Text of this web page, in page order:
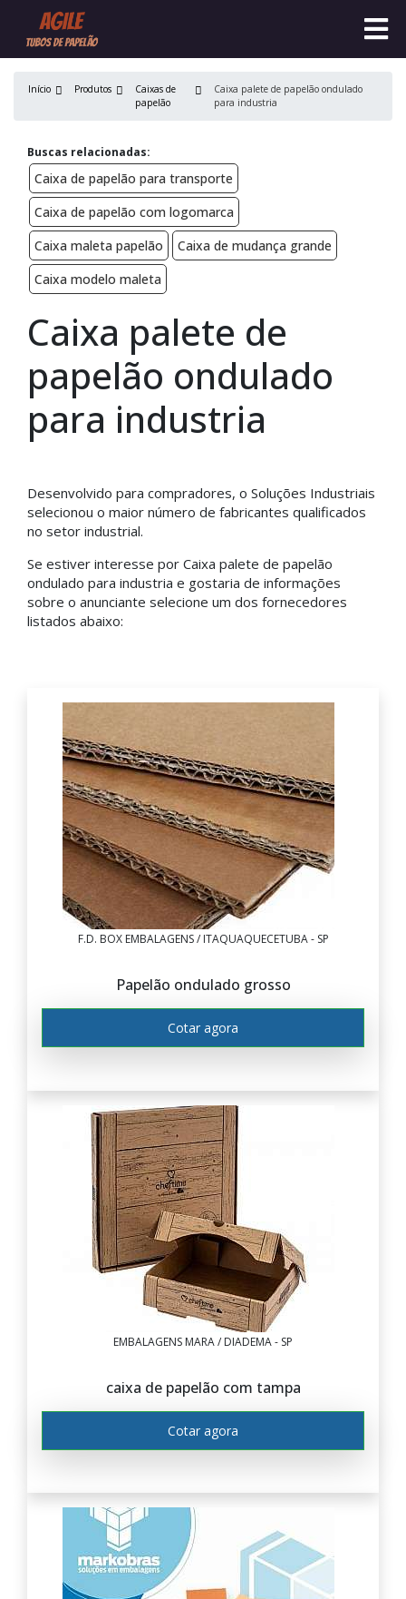
Início Produtos
Caixas de
papelão
Caixa palete de papelão ondulado
para industria
Buscas relacionadas:
Caixa de papelão para transporte
Caixa de papelão com logomarca
Caixa maleta papelão
Caixa de mudança grande
Caixa modelo maleta
Caixa palete de
papelão ondulado
para industria
Desenvolvido para compradores, o Soluções Industriais
selecionou o maior número de fabricantes qualificados
no setor industrial.
Se estiver interesse por Caixa palete de papelão
ondulado para industria e gostaria de informações
sobre o anunciante selecione um dos fornecedores
listados abaixo:
F.D. BOX EMBALAGENS / ITAQUAQUECETUBA - SP
Papelão ondulado grosso
Cotar agora
EMBALAGENS MARA / DIADEMA - SP
caixa de papelão com tampa
Cotar agora